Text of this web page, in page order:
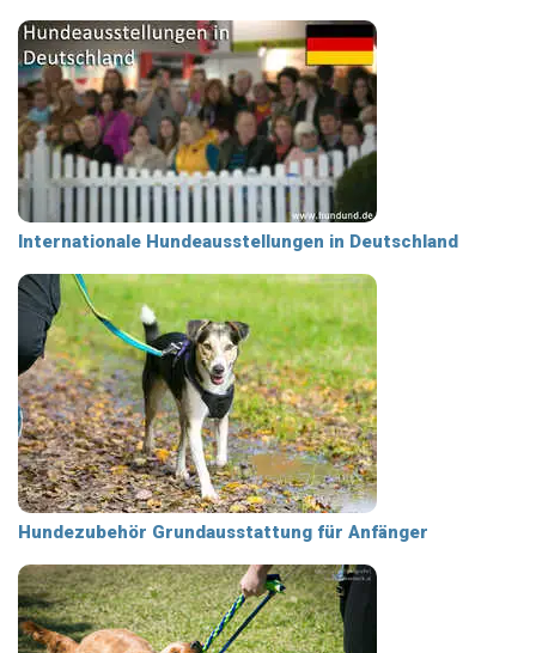
Internationale Hundeausstellungen in Deutschland
Hundezubehör Grundausstattung für Anfänger